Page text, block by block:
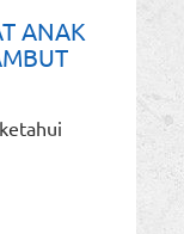
ANAK